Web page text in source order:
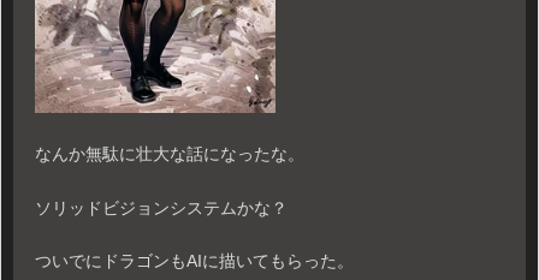
なんか無駄に壮大な話になったな。
ソリッドビジョンシステムかな？
ついでにドラゴンもAIに描いてもらった。